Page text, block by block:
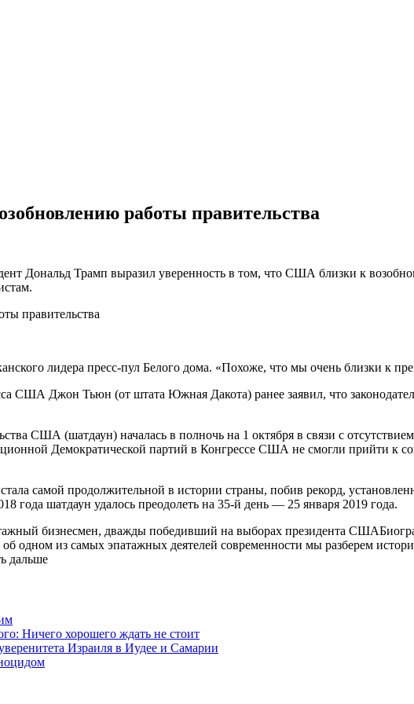
работы правительства
Дональд Трамп выразил уверенность в том, что США близки к
лидера пресс-пул Белого дома. «Похоже, что мы очень близки к
США Джон Тьюн (от штата Южная Дакота) ранее заявил, что
США (шатдаун) началась в полночь на 1 октября в связи с
Демократической партий в Конгрессе США не смогли прийти к
самой продолжительной в истории страны, побив рекорд,
года шатдаун удалось преодолеть на 35-й день — 25 января 2019 года.
бизнесмен, дважды победивший на выборах президента
одном из самых эпатажных деятелей современности мы разберем
дальше
Ничего хорошего ждать не стоит
Израиля в Иудее и Самарии